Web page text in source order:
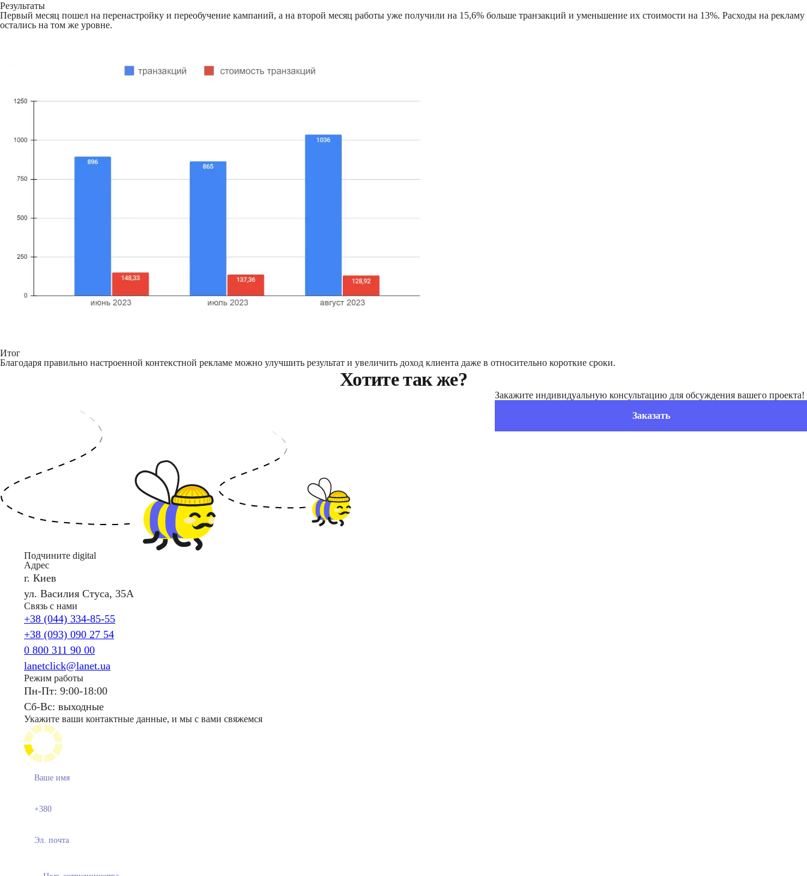
Результаты
Первый месяц пошел на перенастройку и переобучение кампаний, а на второй месяц работы уже получили на 15,6% больше транзакций и уменьшение их стоимости на 13%. Расходы на рекламу
остались на том же уровне.
Итог
Благодаря правильно настроенной контекстной рекламе можно улучшить результат и увеличить доход клиента даже в относительно короткие сроки.
Хотите так же?
Закажите индивидуальную консультацию для обсуждения вашего проекта!
Заказать
Подчините digital
Адрес
г. Киев
ул. Василия Стуса, 35А
Связь с нами
+38 (044) 334-85-55
+38 (093) 090 27 54
0 800 311 90 00
lanetclick@lanet.ua
Режим работы
Пн-Пт: 9:00-18:00
Сб-Вс: выходные
Укажите ваши контактные данные, и мы с вами свяжемся